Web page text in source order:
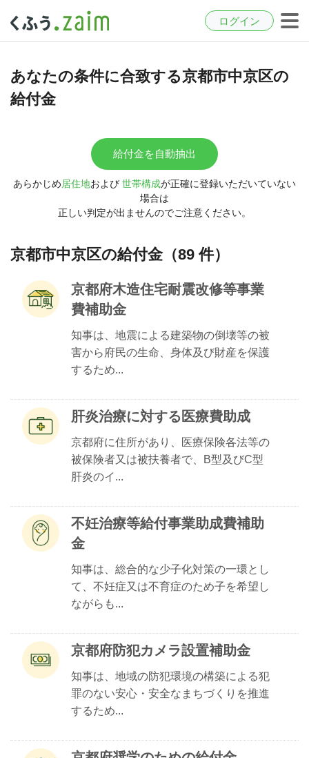
ログイン
あなたの条件に合致する京都市中京区の
給付金
給付金を自動抽出
あらかじめ居住地および 世帯構成が正確に登録いただいていない
場合は
正しい判定が出ませんのでご注意ください。
京都市中京区の給付金（89 件）
京都府木造住宅耐震改修等事業
費補助金
知事は、地震による建築物の倒壊等の被
害から府民の生命、身体及び財産を保護
するため...
肝炎治療に対する医療費助成
京都府に住所があり、医療保険各法等の
被保険者又は被扶養者で、B型及びC型
肝炎のイ...
不妊治療等給付事業助成費補助
金
知事は、総合的な少子化対策の一環とし
て、不妊症又は不育症のため子を希望し
ながらも...
京都府防犯カメラ設置補助金
知事は、地域の防犯環境の構築による犯
罪のない安心・安全なまちづくりを推進
するため...